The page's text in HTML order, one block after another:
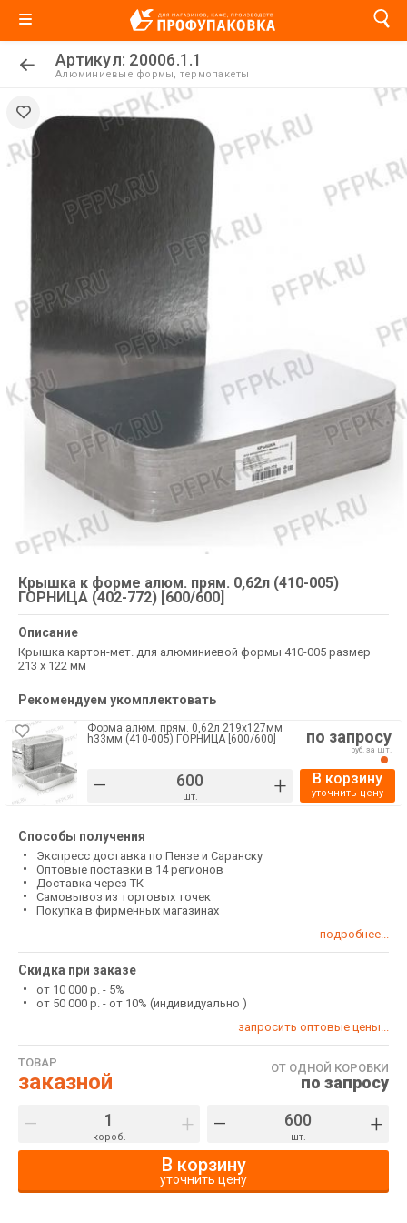
Артикул: 20006.1.1
Алюминиевые формы, термопакеты
Крышка к форме алюм. прям. 0,62л (410-005)
ГОРНИЦА (402-772) [600/600]
Описание
Крышка картон-мет. для алюминиевой формы 410-005 размер
213 х 122 мм
Рекомендуем укомплектовать
Форма алюм. прям. 0,62л 219х127мм
h33мм (410-005) ГОРНИЦА [600/600]
– шт. +
по запросу
руб. за шт.
В корзину
уточнить цену
Способы получения
Экспресс доставка по Пензе и Саранску
Оптовые поставки в 14 регионов
Доставка через ТК
Самовывоз из торговых точек
Покупка в фирменных магазинах
подробнее...
Скидка при заказе
от 10 000 р. - 5%
от 50 000 р. - от 10% (индивидуально )
запросить оптовые цены...
ТОВАР
заказной
ОТ ОДНОЙ КОРОБКИ
по запросу
– короб. + – шт. +
В корзину
уточнить цену